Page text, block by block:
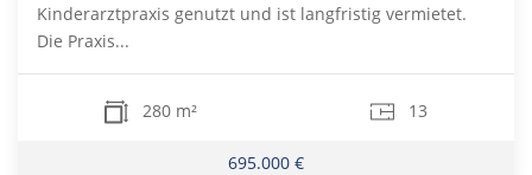
Kinderarztpraxis genutzt und ist langfristig vermietet.
Die Praxis...
280 m² 13
695.000 €